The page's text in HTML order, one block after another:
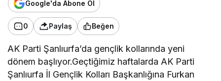
Google'da Abone Ol
0 Paylaş Beğen
AK Parti Şanlıurfa’da gençlik kollarında yeni
dönem başlıyor.Geçtiğimiz haftalarda AK Parti
Şanlıurfa İl Gençlik Kolları Başkanlığına Furkan